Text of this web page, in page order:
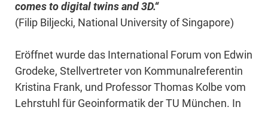
comes to digital twins and 3D.“
(Filip Biljecki, National University of Singapore)
Eröffnet wurde das International Forum von Edwin
Grodeke, Stellvertreter von Kommunalreferentin
Kristina Frank, und Professor Thomas Kolbe vom
Lehrstuhl für Geoinformatik der TU München. In